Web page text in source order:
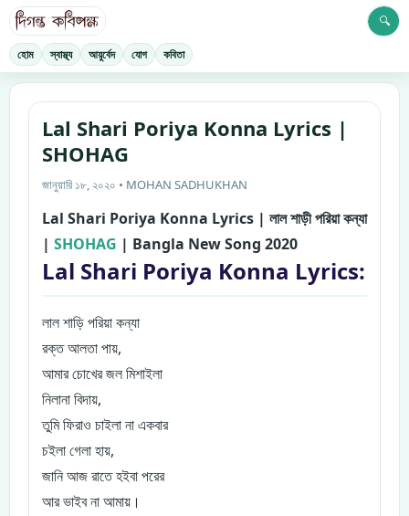
হোম স্বাস্থ্য আয়ুর্বেদ যোগ কবিতা
🔍
Lal Shari Poriya Konna Lyrics |
SHOHAG
জানুয়ারি ১৮, ২০২০ • MOHAN SADHUKHAN
Lal Shari Poriya Konna Lyrics | লাল শাড়ী পরিয়া কন্যা
| SHOHAG | Bangla New Song 2020
Lal Shari Poriya Konna Lyrics:
লাল শাড়ি পরিয়া কন্যা
রক্ত আলতা পায়,
আমার চোখের জল মিশাইলা
নিলানা বিদায়,
তুমি ফিরাও চাইলা না একবার
চইলা গেলা হায়,
জানি আজ রাতে হইবা পরের
আর ভাইব না আমায়।